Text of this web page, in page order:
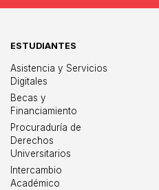
ESTUDIANTES
Asistencia y Servicios
Digitales
Becas y
Financiamiento
Procuraduría de
Derechos
Universitarios
Intercambio
Académico